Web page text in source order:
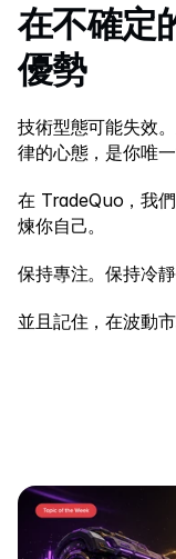
在不確定
優勢
技術型態可能失效
律的心態，是你唯
在 TradeQuo，我
煉你自己。
保持專注。保持冷靜
並且記住，在波動